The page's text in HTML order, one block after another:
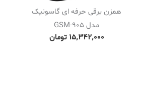
همزن برقی حرفه ای گاسونیک
مدل GSM-905
۱۵٬۳۴۲٬۰۰۰ تومان